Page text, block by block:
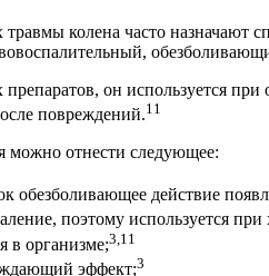
колена часто назначают
препаратов, он используется
повреждений.11
можно отнести следующее:
обезболивающее действие
поэтому используется при
в организме;3,11
эффект;3